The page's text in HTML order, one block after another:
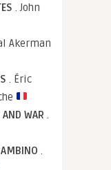
. John
Akerman
. Éric
WAR .
.